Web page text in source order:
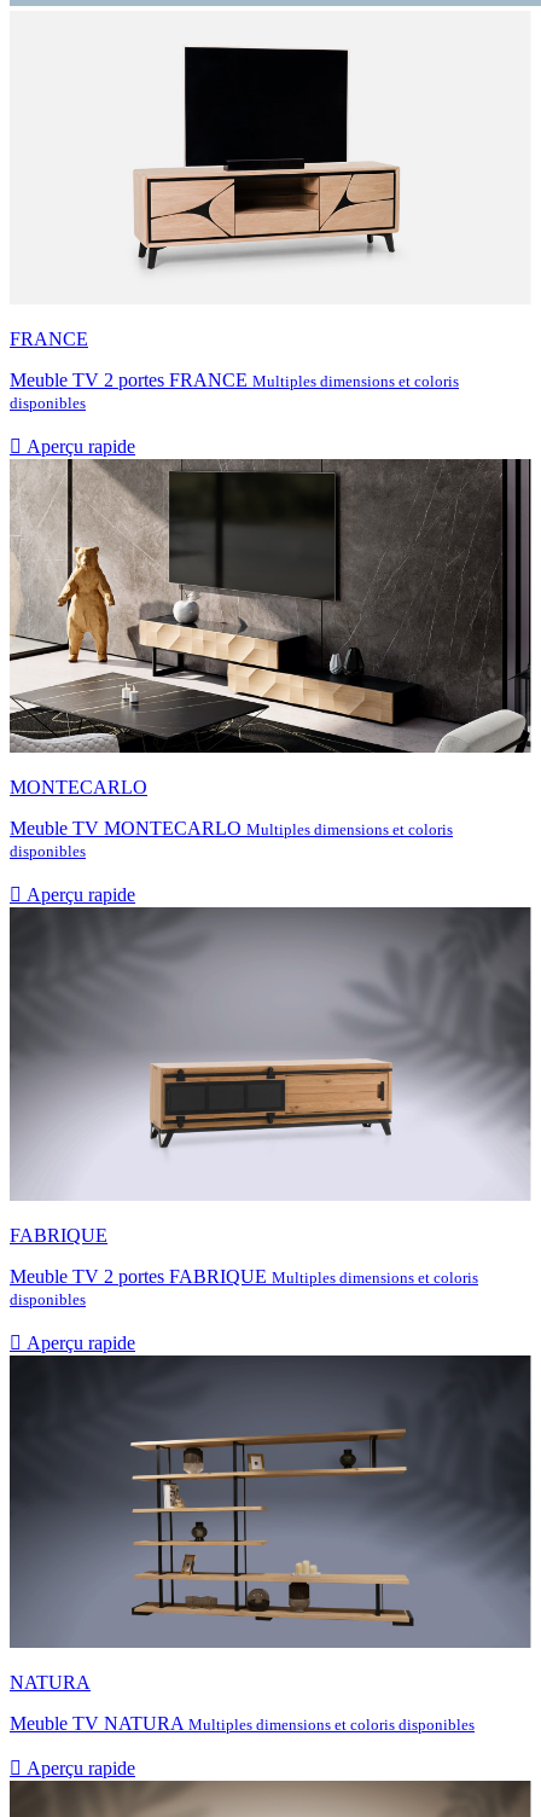
FRANCE
Meuble TV 2 portes FRANCE Multiples dimensions et coloris
disponibles
 Aperçu rapide
MONTECARLO
Meuble TV MONTECARLO Multiples dimensions et coloris
disponibles
 Aperçu rapide
FABRIQUE
Meuble TV 2 portes FABRIQUE Multiples dimensions et coloris
disponibles
 Aperçu rapide
NATURA
Meuble TV NATURA Multiples dimensions et coloris disponibles
 Aperçu rapide